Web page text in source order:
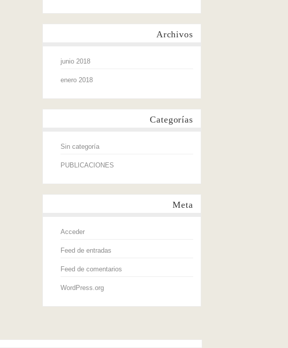
Archivos
junio 2018
enero 2018
Categorías
Sin categoría
PUBLICACIONES
Meta
Acceder
Feed de entradas
Feed de comentarios
WordPress.org